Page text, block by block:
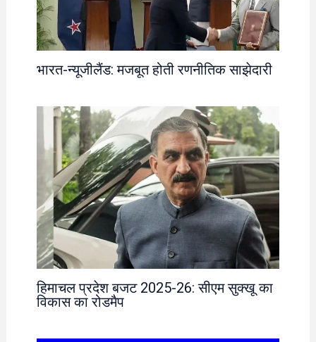
भारत-न्यूजीलैंड: मजबूत होती रणनीतिक साझेदारी
हिमाचल प्रदेश बजट 2025-26: सीएम सुक्खू का
विकास का रोडमैप